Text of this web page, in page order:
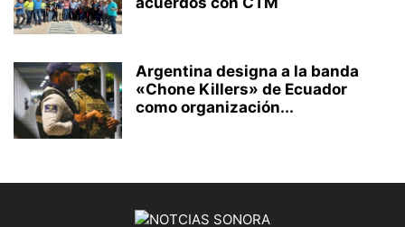
Argentina designa a la banda
«Chone Killers» de Ecuador
como organización...